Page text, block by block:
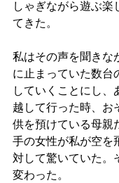
しゃぎながら遊ぶ楽
てきた。
私はその声を聞きな
に止まっていた数台
していくことにし、
越して行った時、お
供を預けている母親
手の女性が私が空を
対して驚いていた。
変わった。